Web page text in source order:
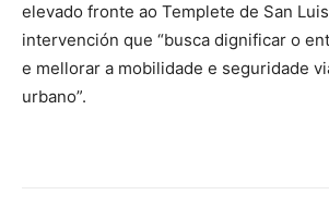
elevado fronte ao Templete de San
intervención que “busca dignificar o
e mellorar a mobilidade e seguridade
urbano”.